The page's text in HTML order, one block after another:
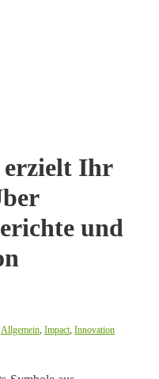
erzielt Ihr
und
Allgemein, Impact, Innovation